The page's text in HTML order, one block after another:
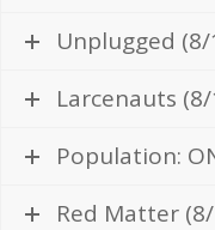
Unplugged (8/
Larcenauts
Population:
Red Matter